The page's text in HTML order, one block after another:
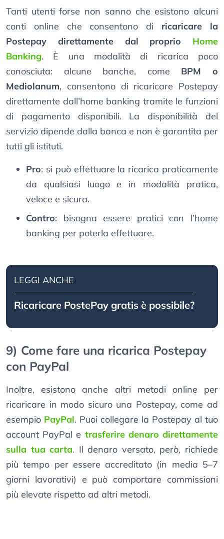
Tanti utenti forse non sanno che esistono alcuni
conti online che consentono di ricaricare la
Postepay direttamente dal proprio Home
Banking. È una modalità di ricarica poco
conosciuta: alcune banche, come BPM o
Mediolanum, consentono di ricaricare Postepay
direttamente dall’home banking tramite le funzioni
di pagamento disponibili. La disponibilità del
servizio dipende dalla banca e non è garantita per
tutti gli istituti.
Pro: si può effettuare la ricarica praticamente
da qualsiasi luogo e in modalità pratica,
veloce e sicura.
Contro: bisogna essere pratici con l’home
banking per poterla effettuare.
LEGGI ANCHE
Ricaricare PostePay gratis è possibile?
9) Come fare una ricarica Postepay
con PayPal
Inoltre, esistono anche altri metodi online per
ricaricare in modo sicuro una Postepay, come ad
esempio PayPal. Puoi collegare la Postepay al tuo
account PayPal e trasferire denaro direttamente
sulla tua carta. Il denaro versato, però, richiede
più tempo per essere accreditato (in media 5–7
giorni lavorativi) e può comportare commissioni
più elevate rispetto ad altri metodi.